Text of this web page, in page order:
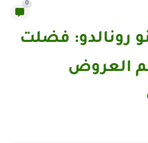
0
رونالدو: فضلت
العروض